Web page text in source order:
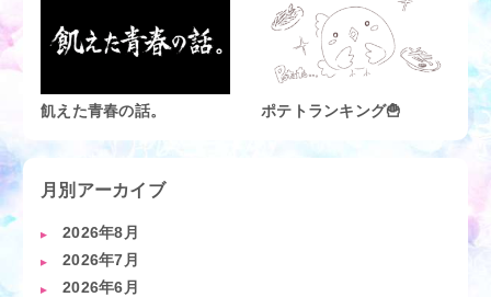
飢えた青春の話。 ポテトランキング🍟
月別アーカイブ
2026年8月
2026年7月
2026年6月